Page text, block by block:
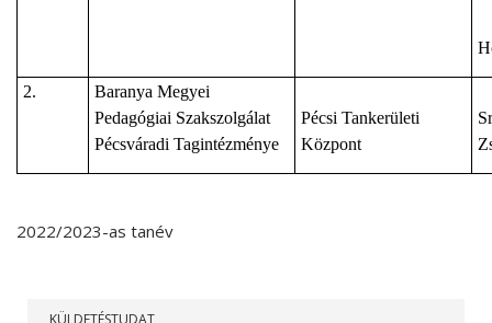
2.
Baranya Megyei
Pedagógiai Szakszolgálat
Pécsváradi Tagintézménye
Pécsi Tankerületi
Központ
2022/2023-as tanév
KÜLDETÉSTUDAT